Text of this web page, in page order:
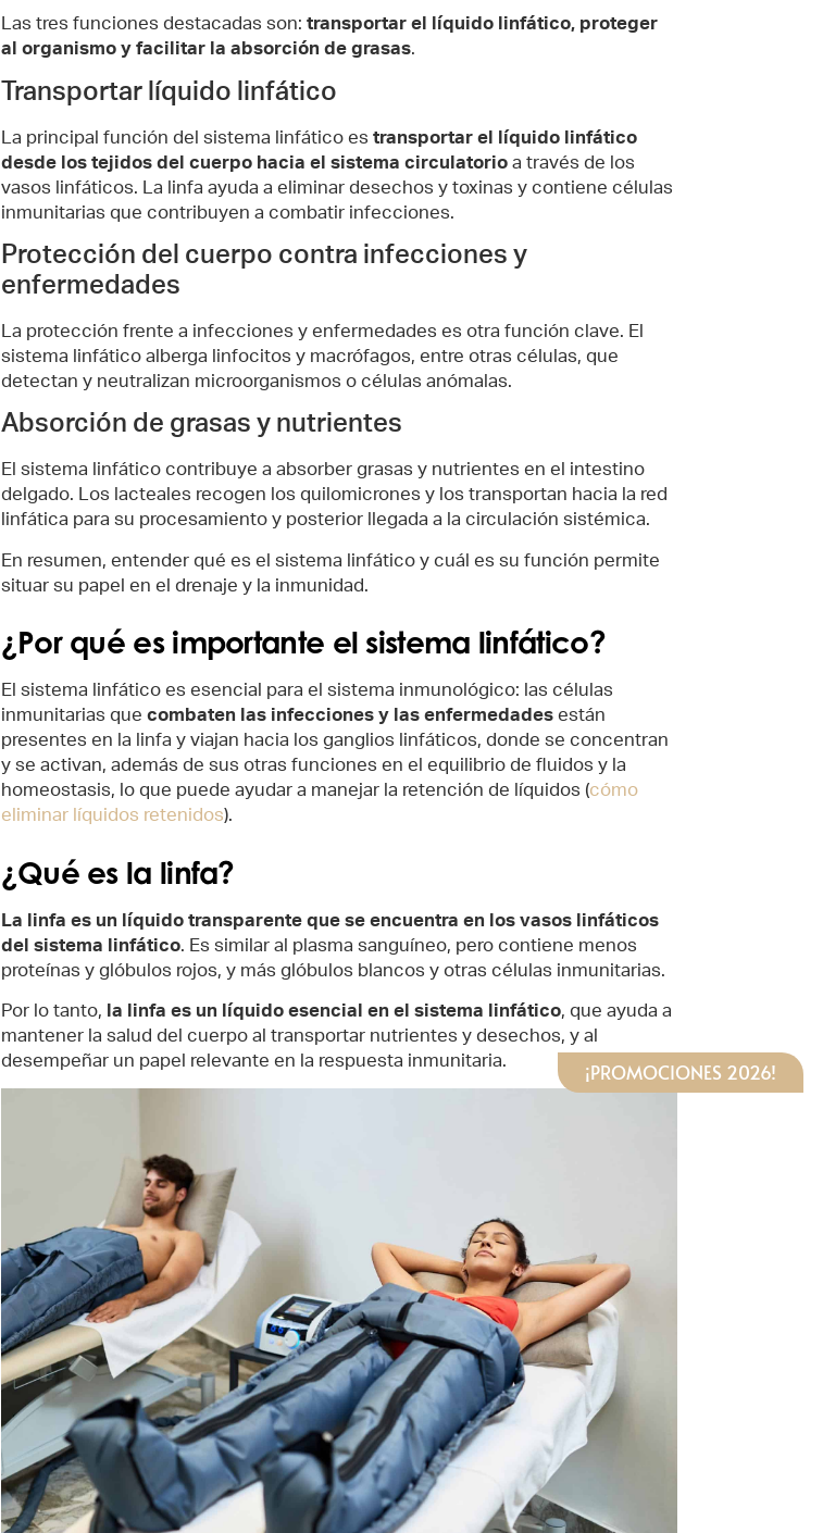
¡PROMOCIONES 2026!
Las tres funciones destacadas son: transportar el líquido linfático, proteger
al organismo y facilitar la absorción de grasas.
Transportar líquido linfático
La principal función del sistema linfático es transportar el líquido linfático
desde los tejidos del cuerpo hacia el sistema circulatorioa través de los
vasos linfáticos. La linfa ayuda a eliminar desechos y toxinas y contiene células
inmunitarias que contribuyen a combatir infecciones.
Protección del cuerpo contra infecciones y
enfermedades
La protección frente a infecciones y enfermedades es otra función clave. El
sistema linfático alberga linfocitos y macrófagos, entre otras células, que
detectan y neutralizan microorganismos o células anómalas.
Absorción de grasas y nutrientes
El sistema linfático contribuye a absorber grasas y nutrientes en el intestino
delgado. Los lacteales recogen los quilomicrones y los transportan hacia la red
linfática para su procesamiento y posterior llegada a la circulación sistémica.
En resumen, entender qué es el sistema linfático y cuál es su función permite
situar su papel en el drenaje y la inmunidad.
¿Por qué es importante el sistema linfático?
El sistema linfático es esencial para el sistema inmunológico: las células
inmunitarias que combaten las infecciones y las enfermedadesestán
presentes en la linfa y viajan hacia los ganglios linfáticos, donde se concentran
y se activan, además de sus otras funciones en el equilibrio de fluidos y la
homeostasis, lo que puede ayudar a manejar la retención de líquidos (cómo
eliminar líquidos retenidos).
¿Qué es la linfa?
La linfa es un líquido transparente que se encuentra en los vasos linfáticos
del sistema linfático. Es similar al plasma sanguíneo, pero contiene menos
proteínas y glóbulos rojos, y más glóbulos blancos y otras células inmunitarias.
Por lo tanto, la linfa es un líquido esencial en el sistema linfático, que ayuda a
mantener la salud del cuerpo al transportar nutrientes y desechos, y al
desempeñar un papel relevante en la respuesta inmunitaria.